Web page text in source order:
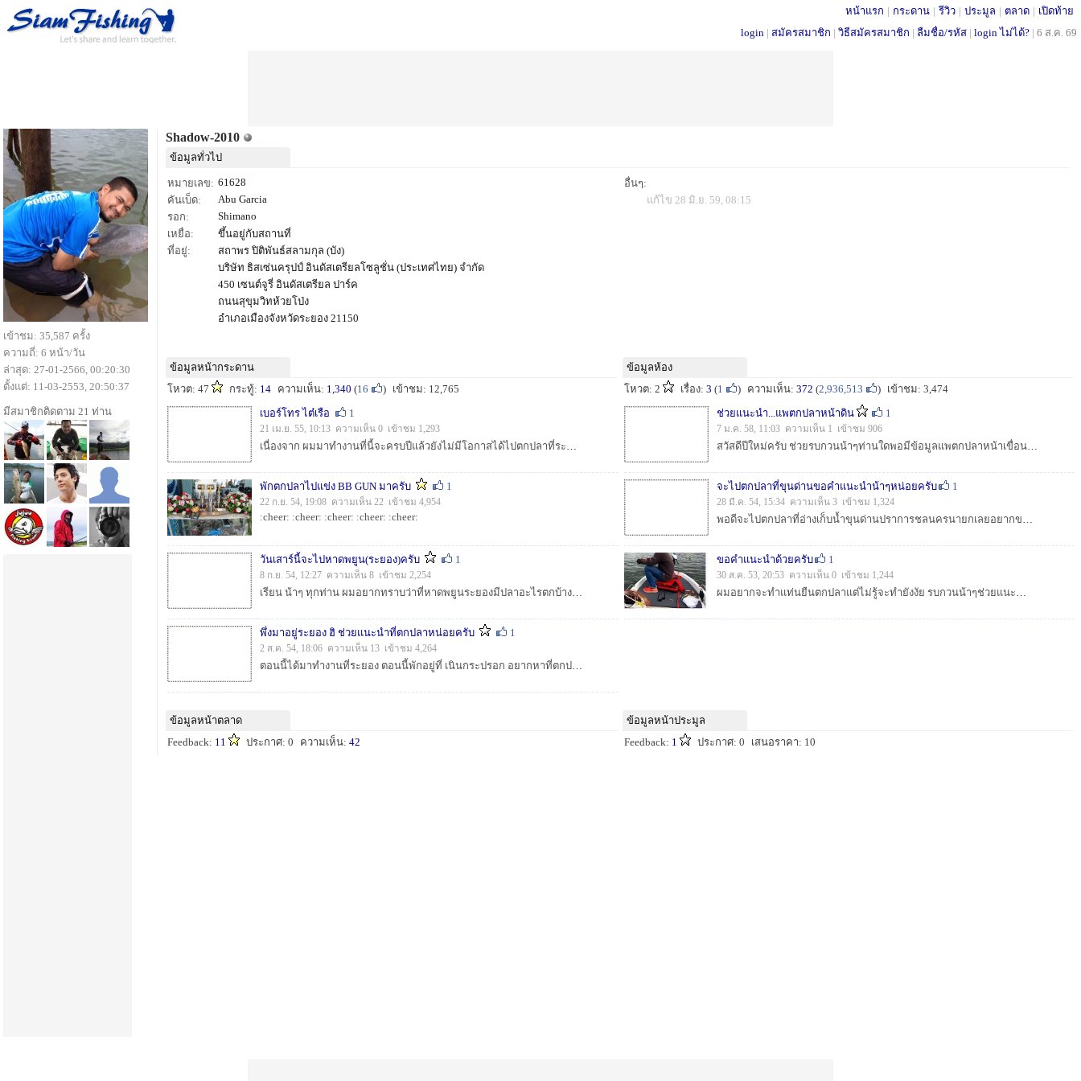
หน้าแรก | กระดาน | รีวิว | ประมูล | ตลาด | เปิดท้าย
login | สมัครสมาชิก | วิธีสมัครสมาชิก | ลืมชื่อ/รหัส | login ไม่ได้? | 6 ส.ค. 69
Shadow-2010
ข้อมูลทั่วไป
หมายเลข: 61628
คันเบ็ด:
Abu Garcia
รอก:
Shimano
เหยื่อ:
ขึ้นอยู่กับสถานที่
ที่อยู่:
สถาพร ปิติพันธ์สลามกุล (บัง)
บริษัท ธิสเซ่นครุปป์ อินดัสเตรียลโซลูชั่น (ประเทศไทย) จำกัด
450 เซนต์จูรี่ อินดัสเตรียล ปาร์ค
ถนนสุขุมวิทห้วยโป่ง
อำเภอเมืองจังหวัดระยอง 21150
อื่นๆ:
แก้ไข 28 มิ.ย. 59, 08:15
ข้อมูลหน้ากระดาน
โหวต: 47
กระทู้: 14 ความเห็น: 1,340 (16 ) เข้าชม: 12,765
เบอร์โทร ไต๋เรือ
1
21 เม.ย. 55, 10:13 ความเห็น 0 เข้าชม 1,293
เนื่องจาก ผมมาทำงานที่นี้จะครบปีแล้วยังไม่มีโอกาสได้ไปตกปลาที่ระยองเลยครับ แต่และแล้วโอกาสก้อมาถึงครับพรุ่งนี้ผมจะไปที่อ่างเก็บน้ำดกอกราย แต่ไม่รู้...
พักตกปลาไปแข่ง BB GUN มาครับ 1
22 ก.ย. 54, 19:08 ความเห็น 22 เข้าชม 4,954
:cheer: :cheer: :cheer: :cheer: :cheer:
วันเสาร์นี้จะไปหาดพยูน(ระยอง)ครับ 1
8 ก.ย. 54, 12:27 ความเห็น 8 เข้าชม 2,254
เรียน น้าๆ ทุกท่าน ผมอยากทราบว่าที่หาดพยูนระยองมีปลาอะไรตกบ้างครับ พอดีวันเสาร์นี้ผมไม่ได้กลับบ้านครับ รบกวนด้วยครับ :think: :think: :think: :thi...
พึ่งมาอยู่ระยอง ฮิ ช่วยแนะนำที่ตกปลาหน่อยครับ 1
2 ส.ค. 54, 18:06 ความเห็น 13 เข้าชม 4,264
ตอนนี้ได้มาทำงานที่ระยอง ตอนนี้พักอยู่ที่ เนินกระปรอก อยากหาที่ตกปลา หมายธรรมชาติครับ น้าๆคนไหนมีที่เจ๋งๆ ช่วยแนะนำหน่อยครับ ปล.เอาแบบมอเตอร์ไซค์พอขี...
ข้อมูลห้อง
โหวต: 2
เรื่อง: 3 (1 ) ความเห็น: 372 (2,936,513 ) เข้าชม: 3,474
ช่วยแนะนำ...แพตกปลาหน้าดิน
1
7 ม.ค. 58, 11:03 ความเห็น 1 เข้าชม 906
สวัสดีปีใหม่ครับ ช่วยรบกวนน้าๆท่านใดพอมีข้อมูลแพตกปลาหน้าเขื่อนศรีบ้างครับ และเอาเรือลงได้ด้วยครับ [b]ขอบคุณมากครับ[/b]...
จะไปตกปลาที่ขุนด่านขอคำแนะนำน้าๆหน่อยครับ 1
28 มี.ค. 54, 15:34 ความเห็น 3 เข้าชม 1,324
พอดีจะไปตกปลาที่อ่างเก็บน้ำขุนด่านปราการชลนครนายกเลยอยากขอสอบถามข้อมูลหน่อยครับ 1. ถ้าจะเอาเรือไปเองจะลงตรงจุดไหน(ถ้ามีแผนที่หรือรูปก้อส่งมาดูหน่อยนะ...
ขอคำแนะนำด้วยครับ 1
30 ส.ค. 53, 20:53 ความเห็น 0 เข้าชม 1,244
ผมอยากจะทำแท่นยืนตกปลาแต่ไม่รู้จะทำยังงัย รบกวนน้าๆช่วยแนะนำด้วยครับ เรือของผม11ฟุตครับ ปล. ถ้ามีรูปวิธีการทำก้อจะขอขอบคูณมากเลยครับ...
ข้อมูลหน้าตลาด
Feedback: 11 ประกาศ: 0 ความเห็น: 42
ข้อมูลหน้าประมูล
Feedback: 1 ประกาศ: 0 เสนอราคา: 10
เข้าชม: 35,587 ครั้ง
ความถี่: 6 หน้า/วัน
ล่าสุด: 27-01-2566, 00:20:30
ตั้งแต่: 11-03-2553, 20:50:37
มีสมาชิกติดตาม 21 ท่าน